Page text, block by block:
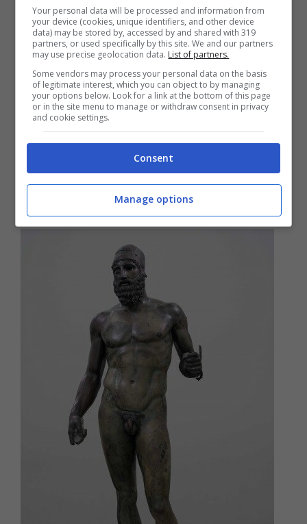
colonna del tempio (l’edificio più
importante del santuario). È l’unica rimasta
in piedi delle 48 colonne doriche originarie,
quasi a testimoniare l’antico splendore
dell’edificio. Il perimetro dell’intera
struttura è comunque tuttora visibile. In
passato il santuario era un luogo di culto
molto venerato, frequentato anche da
Your personal data will be processed and information from
your device (cookies, unique identifiers, and other device
data) may be stored by, accessed by and shared with 319
partners, or used specifically by this site. We and our partners
may use precise geolocation data. List of partners.
Some vendors may process your personal data on the basis
of legitimate interest, which you can object to by managing
your options below. Look for a link at the bottom of this page
or in the site menu to manage or withdraw consent in privacy
and cookie settings.
Consent
Manage options